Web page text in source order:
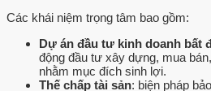
Các khái niệm trọng tâm bao gồm:
Dự án đầu tư kinh doanh bất
động đầu tư xây dựng, mua
nhằm mục đích sinh lợi.
Thế chấp tài sản: biện pháp